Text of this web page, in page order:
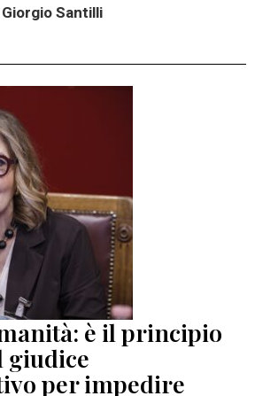
Santilli
è il principio
giudice
per impedire